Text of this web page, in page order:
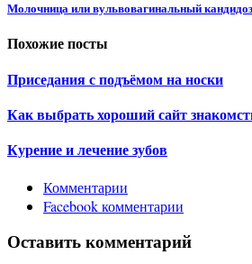
Молочница или вульвовагинальный
Похожие посты
Приседания с подъёмом на носки
Как выбрать хороший сайт
Курение и лечение зубов
Комментарии
Facebook комментарии
Оставить комментарий